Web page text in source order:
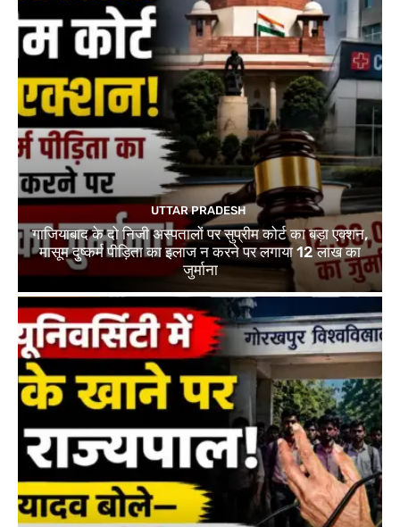
UTTAR PRADESH
गाजियाबाद के दो निजी अस्पतालों पर सुप्रीम कोर्ट का बड़ा एक्शन,
मासूम दुष्कर्म पीड़िता का इलाज न करने पर लगाया 12 लाख का
जुर्माना